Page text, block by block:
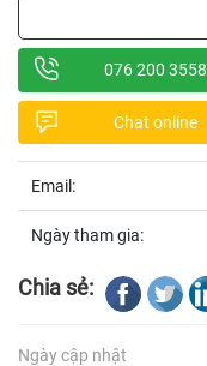
076 200 3558
Chat online
Email:
Ngày tham gia:
Chia sẻ:
Ngày cập nhật